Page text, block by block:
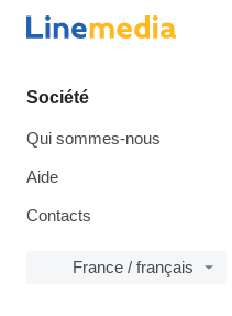
Société
Qui sommes-nous
Aide
Contacts
France / français